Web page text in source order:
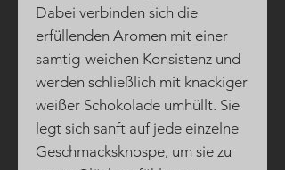
Dabei verbinden sich die
erfüllenden Aromen mit einer
samtig-weichen Konsistenz und
werden schließlich mit knackiger
weißer Schokolade umhüllt. Sie
legt sich sanft auf jede einzelne
Geschmacksknospe, um sie zu